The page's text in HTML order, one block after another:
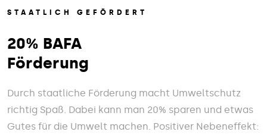
STAATLICH GEFÖRDERT
20% BAFA
Förderung
Durch staatliche Förderung macht Umweltschutz
richtig Spaß. Dabei kann man 20% sparen und etwas
Gutes für die Umwelt machen. Positiver Nebeneffekt: